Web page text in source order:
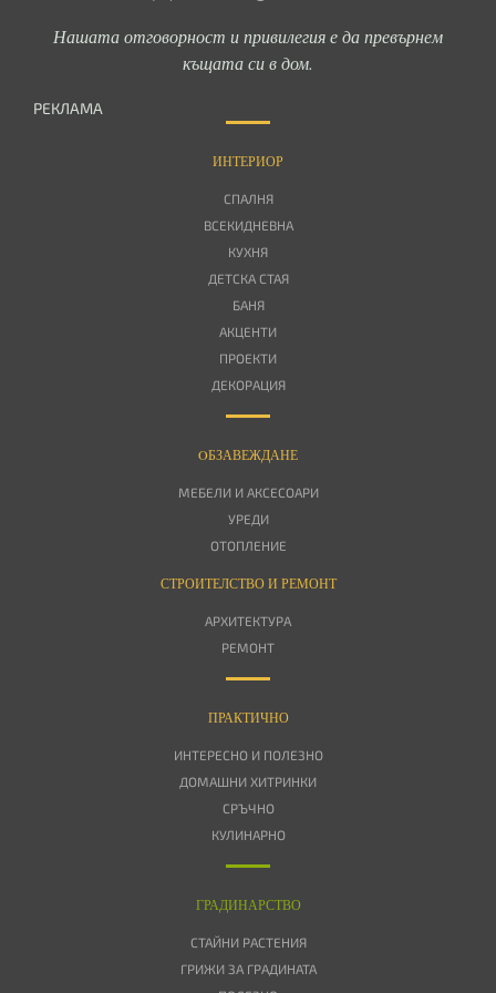
Нашата отговорност и привилегия е да превърнем
къщата си в дом.
РЕКЛАМА
ИНТЕРИОР
СПАЛНЯ
ВСЕКИДНЕВНА
КУХНЯ
ДЕТСКА СТАЯ
БАНЯ
АКЦЕНТИ
ПРОЕКТИ
ДЕКОРАЦИЯ
OБЗАВЕЖДАНЕ
МЕБЕЛИ И АКСЕСОАРИ
УРЕДИ
ОТОПЛЕНИЕ
СТРОИТЕЛСТВО И РЕМОНТ
АРХИТЕКТУРА
РЕМОНТ
ПРАКТИЧНО
ИНТЕРЕСНО И ПОЛЕЗНО
ДОМАШНИ ХИТРИНКИ
СРЪЧНО
КУЛИНАРНО
ГРАДИНАРСТВО
СТАЙНИ РАСТЕНИЯ
ГРИЖИ ЗА ГРАДИНАТА